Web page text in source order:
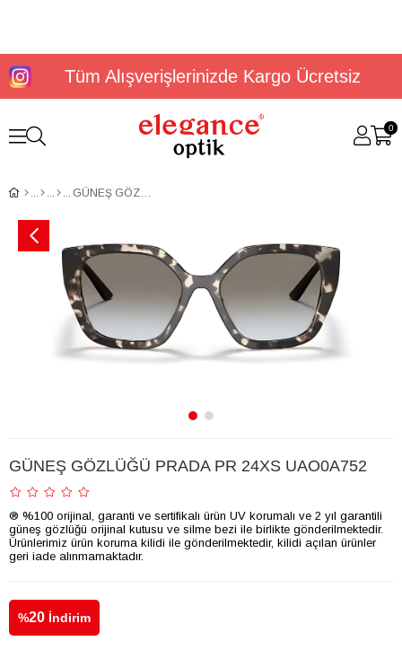
Tüm Alışverişlerinizde Kargo Ücretsiz
0
GÜNEŞ GÖZLÜĞÜ PRADA PR 24XS UAO0A752
GÜNEŞ GÖZLÜĞÜ PRADA PR 24XS UAO0A752
® %100 orijinal, garanti ve sertifikalı ürün UV korumalı ve 2 yıl garantili
güneş gözlüğü orijinal kutusu ve silme bezi ile birlikte gönderilmektedir.
Ürünlerimiz ürün koruma kilidi ile gönderilmektedir, kilidi açılan ürünler
geri iade alınmamaktadır.
%20 İndirim